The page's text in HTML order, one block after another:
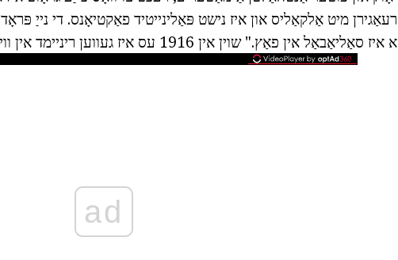
רעאַגירן מיט אַלקאַליס און איז נישט פּאַלינייטיד פאַקטיאָנס. די נייַ
א איז סאַליאַבאַל אין פאַץ." שוין אין 1916 עס איז געווען ריניימד אין וויטאַמין א (רעטינאָל).
ad